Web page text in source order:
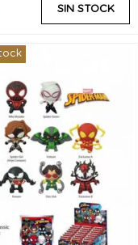
SIN STOCK